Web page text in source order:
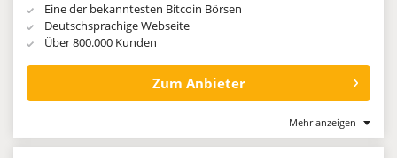
Eine der bekanntesten Bitcoin Börsen
Deutschsprachige Webseite
Über 800.000 Kunden
Zum Anbieter
Mehr anzeigen